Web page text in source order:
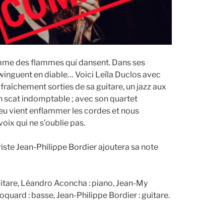
des flammes qui dansent. Dans ses
en diable… Voici Leïla Duclos avec
sorties de sa guitare, un jazz aux
scat indomptable ; avec son quartet
vient enflammer les cordes et nous
qui ne s’oublie pas.
Jean-Philippe Bordier ajoutera sa note
Léandro Aconcha : piano, Jean-My
: basse, Jean-Philippe Bordier : guitare.